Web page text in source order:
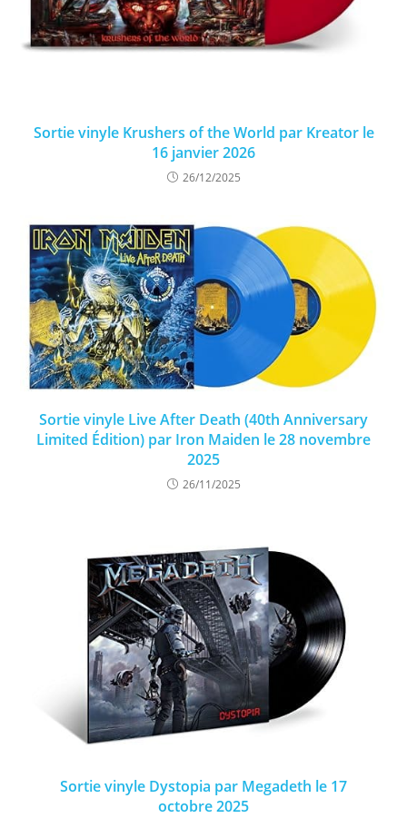
Sortie vinyle Krushers of the World par Kreator le
16 janvier 2026
26/12/2025
Sortie vinyle Live After Death (40th Anniversary
Limited Édition) par Iron Maiden le 28 novembre
2025
26/11/2025
Sortie vinyle Dystopia par Megadeth le 17
octobre 2025